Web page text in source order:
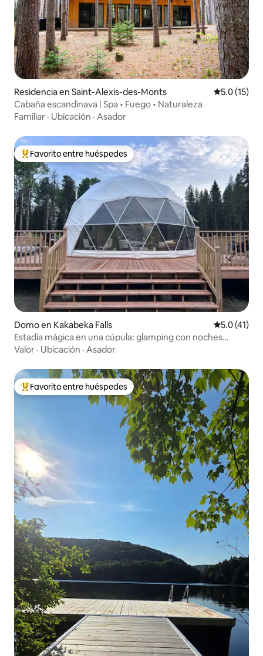
Residencia en Saint-Alexis-des-Monts Calificación
5.0 (15)
Cabaña escandinava | Spa • Fuego • Naturaleza
Familiar · Ubicación · Asador
De los mejores en Favorito entre huéspedes
Favorito entre huéspedes
Domo en Kakabeka Falls Calificación
5.0 (41)
Estadía mágica en una cúpula: glamping con noches
estrelladas
Valor · Ubicación · Asador
De los mejores en Favorito entre huéspedes
Favorito entre huéspedes